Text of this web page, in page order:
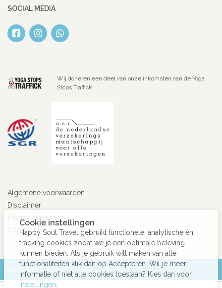
SOCIAL MEDIA
Wij doneren een deel van onze inkomsten aan de Yoga
Stops Traffick.
Algemene voorwaarden
Disclaimer
Privacy statement
Copyright
HappySoulTravel ©2019 All rights reserved
Cookie instellingen
Happy Soul Travel gebruikt functionele, analytische én
tracking cookies zodat we je een optimale beleving
kunnen bieden. Als je gebruik wilt maken van alle
functionaliteiten klik dan op Accepteren. Wil je meer
informatie of niet alle cookies toestaan? Kies dan voor
Instellingen